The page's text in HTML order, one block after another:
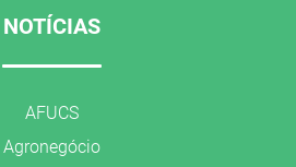
NOTÍCIAS
AFUCS
Agronegócio